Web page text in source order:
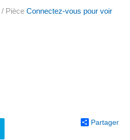
/ Pièce Connectez-vous pour voir
Partager